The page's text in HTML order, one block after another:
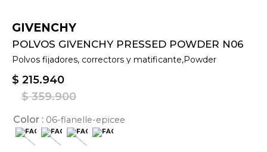
GIVENCHY
POLVOS GIVENCHY PRESSED POWDER N06
Polvos fijadores, correctors y matificante,Powder
$ 215.940
$ 359.900
Color 06-flanelle-epicee